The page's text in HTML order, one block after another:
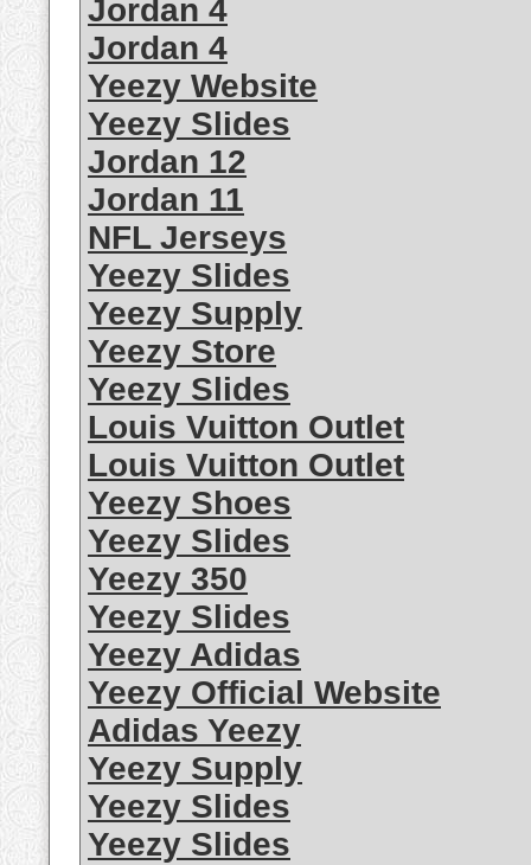
Jordan 4
Jordan 4
Yeezy Website
Yeezy Slides
Jordan 12
Jordan 11
NFL Jerseys
Yeezy Slides
Yeezy Supply
Yeezy Store
Yeezy Slides
Louis Vuitton Outlet
Louis Vuitton Outlet
Yeezy Shoes
Yeezy Slides
Yeezy 350
Yeezy Slides
Yeezy Adidas
Yeezy Official Website
Adidas Yeezy
Yeezy Supply
Yeezy Slides
Yeezy Slides